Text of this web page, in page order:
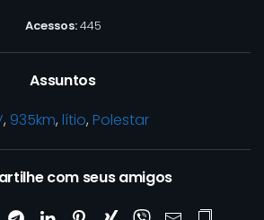
Acessos:445
Assuntos
, 935km, lítio, Polestar
com seus amigos